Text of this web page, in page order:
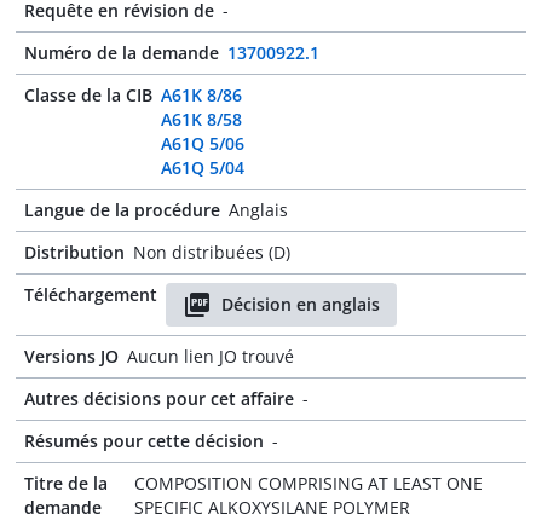
Requête en révision de -
Numéro de la demande 13700922.1
Classe de la CIB A61K 8/86
A61K 8/58
A61Q 5/06
A61Q 5/04
Langue de la procédure Anglais
Distribution Non distribuées (D)
Téléchargement
Décision en anglais
Versions JO Aucun lien JO trouvé
Autres décisions pour cet affaire -
Résumés pour cette décision -
Titre de la
demande
COMPOSITION COMPRISING AT LEAST ONE
SPECIFIC ALKOXYSILANE POLYMER